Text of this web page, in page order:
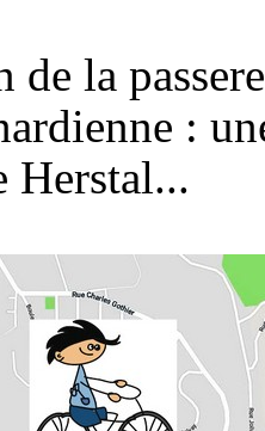
la
:
Herstal...